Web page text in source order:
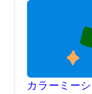
カラーミー